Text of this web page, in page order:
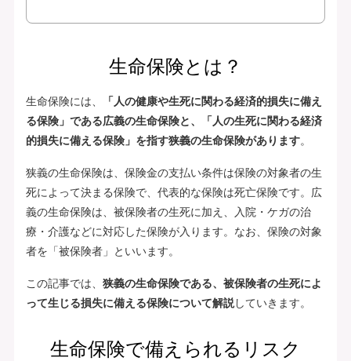
生命保険とは？
生命保険には、
「人の健康や生死に関わる経済的損失に備え
る保険」である広義の生命保険と、「人の生死に関わる経済
的損失に備える保険」を指す狭義の生命保険があります。
狭義の生命保険は、保険金の支払い条件は保険の対象者の生
死によって決まる保険で、代表的な保険は死亡保険です。広
義の生命保険は、被保険者の生死に加え、入院・ケガの治
療・介護などに対応した保険が入ります。なお、保険の対象
者を「被保険者」といいます。
この記事では、 狭義の生命保険である、被保険者の生死によ
って生じる損失に備える保険について解説していきます。
生命保険で備えられるリスク